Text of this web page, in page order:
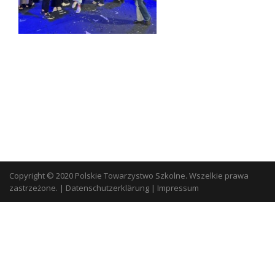
Copyright © 2020 Polskie Towarzystwo Szkolne. Wszelkie prawa
zastrzeżone. | Datenschutzerklärung | Impressum